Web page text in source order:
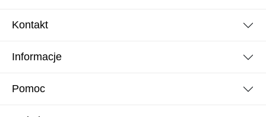
Kontakt
Informacje
Pomoc